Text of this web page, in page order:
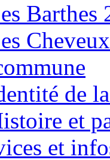
Barthes
de
et
et